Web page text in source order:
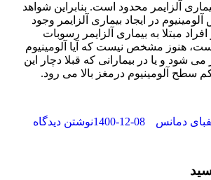
آلزایمر محدود است. بنابراین شواهد
در ایجاد بیماری آلزایمر وجود
مبتلا به بیماری آلزایمر رسوبات
است، هنوز مشخص نیست که آیا آلومینیوم
شود و یا در بیمارانی که قبلا دچار این
سطح آلومینیوم درمغز بالا می رود.
دمانس 1400-12-08نوشتن دیدگاه